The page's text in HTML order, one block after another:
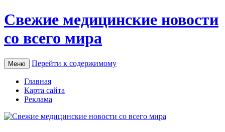
Свежие медицинские новости
со всего мира
Меню Перейти к содержимому
Главная
Карта сайта
Реклама